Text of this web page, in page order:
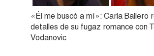
«Él me buscó a mí»: Carla Ballero
detalles de su fugaz romance con
Vodanovic